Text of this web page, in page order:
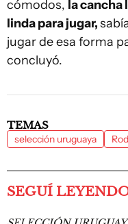
cómodos, la cancha
linda para jugar,
jugar de esa forma
concluyó.
TEMAS
selección uruguaya
SEGUÍ